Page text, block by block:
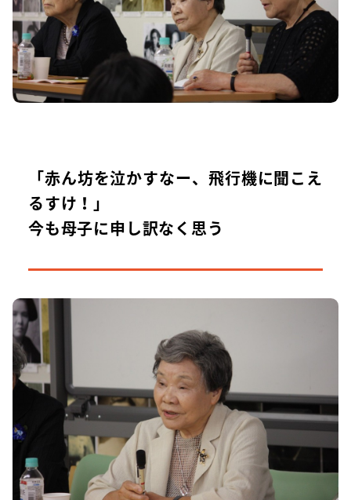
「赤ん坊を泣かすなー、飛行機に聞こえ
るすけ！」
今も母子に申し訳なく思う